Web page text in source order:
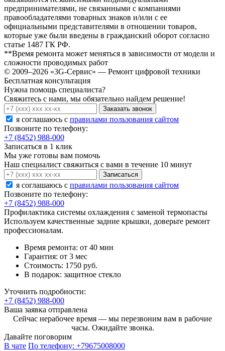
предпринимателями, не связанными с компаниями
правообладателями товарных знаков и/или с ее
официальными представителями в отношении товаров,
которые уже были введены в гражданский оборот согласно
статье 1487 ГК РФ.
**Время ремонта может меняться в зависимости от модели и
сложности проводимых работ
© 2009–2026 «3G-Сервис» — Ремонт цифровой техники
Бесплатная консультация
Нужна помощь специалиста?
Свяжитесь с нами, мы обязательно найдем решение!
Заказать звонок
я соглашаюсь c правилами пользования сайтом
Позвоните по телефону:
+7 (8452) 988-000
Записаться в 1 клик
Мы уже готовы вам помочь
Наш специалист свяжиться с вами в течение 10 минут
Записаться
я соглашаюсь c правилами пользования сайтом
Позвоните по телефону:
+7 (8452) 988-000
Профилактика системы охлаждения с заменой термопасты
Используем качественные задние крышки, доверьте ремонт
профессионалам.
Время ремонта: от 40 мин
Гарантия: от 3 мес
Стоимость: 1750 руб.
В подарок: защитное стекло
Уточнить подробности:
+7 (8452) 988-000
Ваша заявка отправлена
Сейчас нерабочее время — мы перезвоним вам в рабочие
часы. Ожидайте звонка.
Давайте поговорим
В чате По телефону: +79675008000